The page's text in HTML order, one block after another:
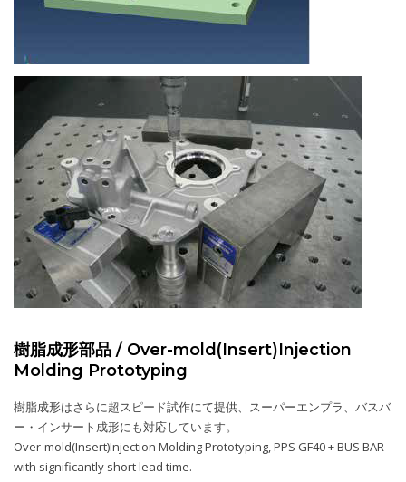
樹脂成形部品 / Over-mold(Insert)Injection
Molding Prototyping
樹脂成形はさらに超スピード試作にて提供、スーパーエンプラ、バスバ
ー・インサート成形にも対応しています。
Over-mold(Insert)Injection Molding Prototyping, PPS GF40 + BUS BAR
with significantly short lead time.